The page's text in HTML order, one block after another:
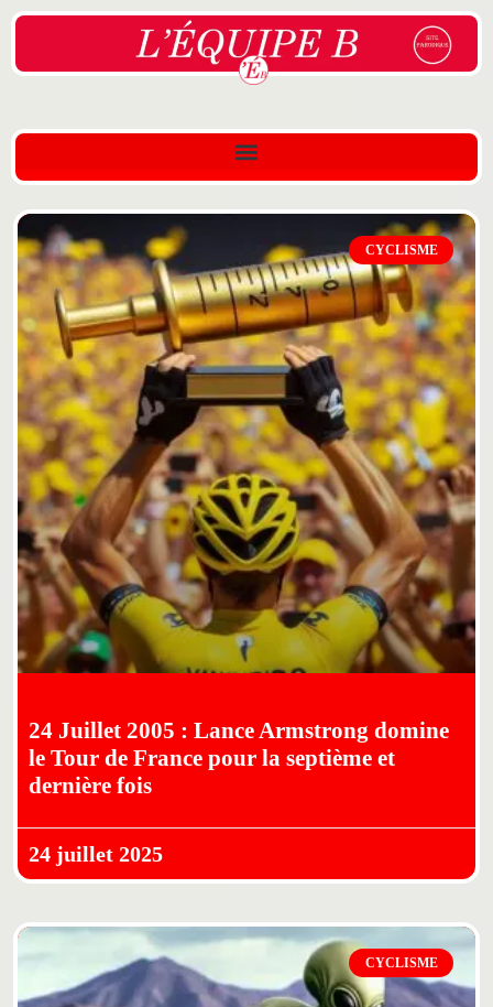
CYCLISME
24 Juillet 2005 : Lance Armstrong domine
le Tour de France pour la septième et
dernière fois
24 juillet 2025
CYCLISME